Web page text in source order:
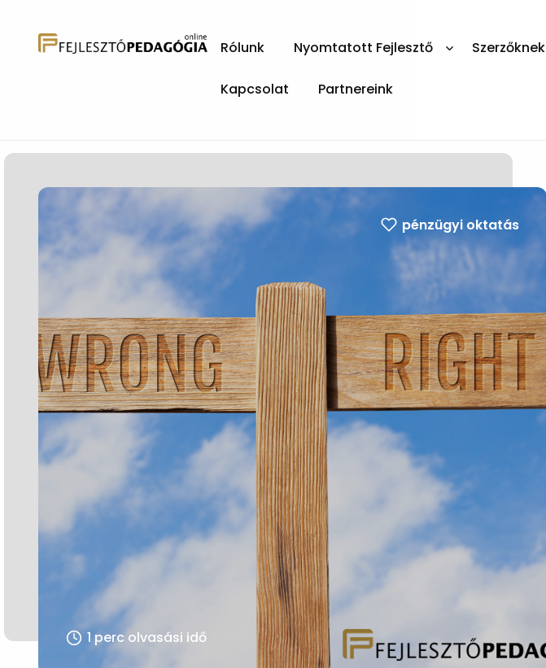
Rólunk Nyomtatott Fejlesztő Szerzőknek
Kapcsolat Partnereink
pénzügyi oktatás
1 perc olvasási idő